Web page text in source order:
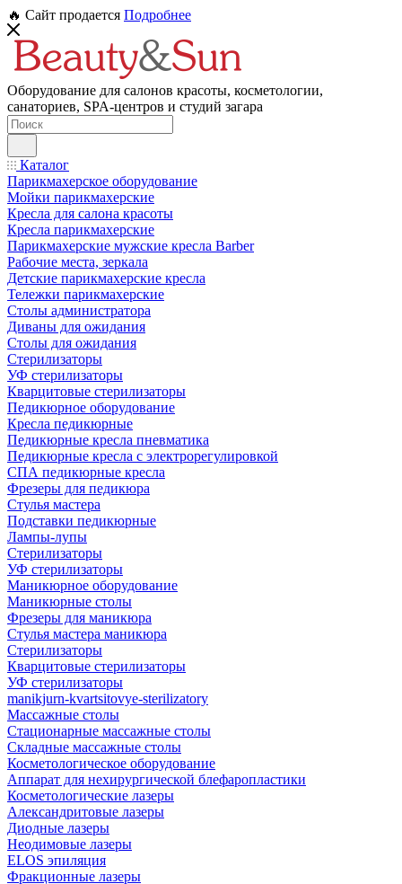
🔥 Сайт продается Подробнее
Оборудование для салонов красоты, косметологии,
санаториев, SPA-центров и студий загара
Каталог
Парикмахерское оборудование
Мойки парикмахерские
Кресла для салона красоты
Кресла парикмахерские
Парикмахерские мужские кресла Barber
Рабочие места, зеркала
Детские парикмахерские кресла
Тележки парикмахерские
Столы администратора
Диваны для ожидания
Столы для ожидания
Стерилизаторы
УФ стерилизаторы
Кварцитовые стерилизаторы
Педикюрное оборудование
Кресла педикюрные
Педикюрные кресла пневматика
Педикюрные кресла с электрорегулировкой
СПА педикюрные кресла
Фрезеры для педикюра
Стулья мастера
Подставки педикюрные
Лампы-лупы
Стерилизаторы
УФ стерилизаторы
Маникюрное оборудование
Маникюрные столы
Фрезеры для маникюра
Стулья мастера маникюра
Стерилизаторы
Кварцитовые стерилизаторы
УФ стерилизаторы
manikjurn-kvartsitovye-sterilizatory
Массажные столы
Стационарные массажные столы
Складные массажные столы
Косметологическое оборудование
Аппарат для нехирургической блефаропластики
Косметологические лазеры
Александритовые лазеры
Диодные лазеры
Неодимовые лазеры
ELOS эпиляция
Фракционные лазеры